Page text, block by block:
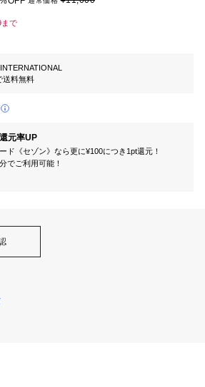
まで
送料無料
元率UP
ド《セゾン》なら更に¥100につき1pt還元！
でご利用可能！